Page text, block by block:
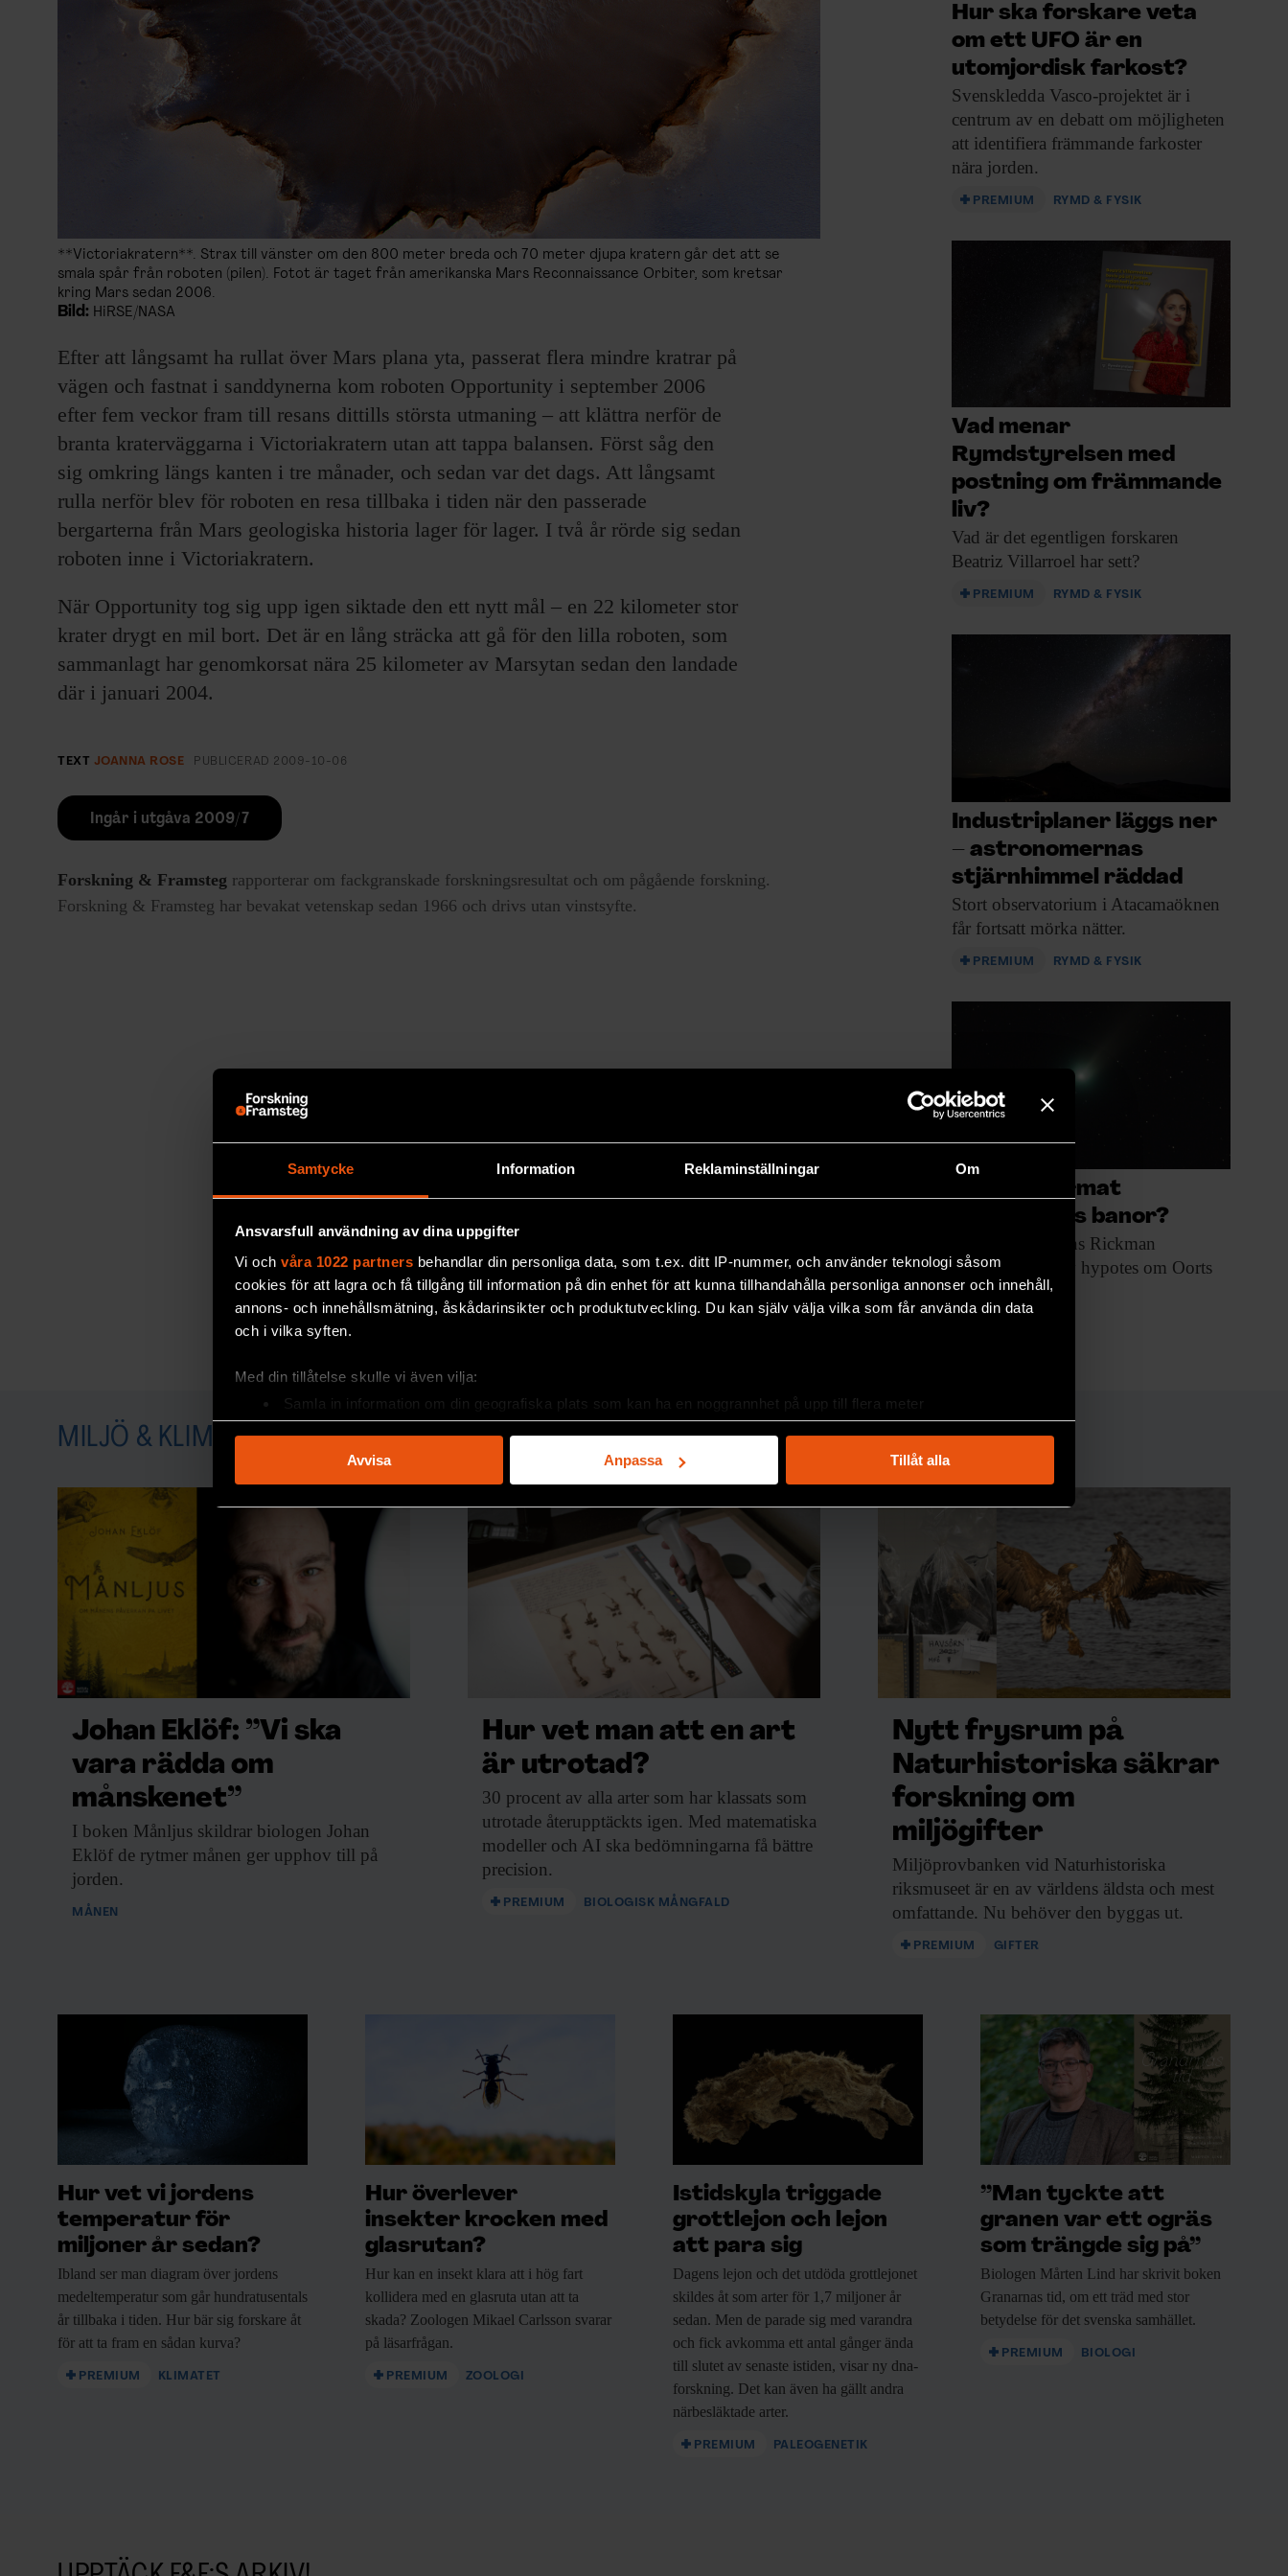
Samtycke Information Reklaminställningar Om
Ansvarsfull användning av dina uppgifter
Vi och våra 1022 partners behandlar din personliga data, som t.ex. ditt IP-nummer, och använder teknologi såsom
cookies för att lagra och få tillgång till information på din enhet för att kunna tillhandahålla personliga annonser och innehåll,
annons- och innehållsmätning, åskådarinsikter och produktutveckling. Du kan själv välja vilka som får använda din data
och i vilka syften.
Med din tillåtelse skulle vi även vilja:
Samla in information om din geografiska plats som kan ha en noggrannhet på upp till flera meter
Identifiera din enhet genom att aktivt skanna den för specifika kännetecken (fingeravtryck)
Ta reda på mer om hur dina personliga uppgifter behandlas och ställ in dina preferenser i
detaljsektionen. Du kan ändra
Vi använder enhetsidentifierare för att anpassa innehållet och annonserna till användarna, tillhandahålla funktioner för
sociala medier och analysera vår trafik. Vi vidarebefordrar även sådana identifierare och annan information från din enhet
till de sociala medier och annons- och analysföretag som vi samarbetar med. Dessa kan i sin tur kombinera informationen
med annan information som du har tillhandahållit eller som de har samlat in när du har använt deras tjänster.
Avvisa Anpassa Tillåt alla
**Victoriakratern**. Strax till vänster om den 800 meter breda och 70 meter djupa kratern går det att se
smala spår från roboten (pilen). Fotot är taget från amerikanska Mars Reconnaissance Orbiter, som kretsar
kring Mars sedan 2006.
Bild: HiRSE/NASA
Efter att långsamt ha rullat över Mars plana yta, passe­rat flera mindre kratrar på
vägen och fastnat i sanddynerna kom roboten Opportunity i september 2006
efter fem veckor fram till resans dittills största utmaning – att klättra nerför de
branta kraterväggarna i Victoriakratern utan att tappa balansen. Först såg den
sig omkring längs kanten i tre månader, och sedan var det dags. Att långsamt
rulla nerför blev för roboten en resa tillbaka i tiden när den passerade
bergarterna från Mars geologiska historia lager för lager. I två år rörde sig sedan
roboten inne i Victoriakratern.
När Opportunity tog sig upp igen siktade den ett nytt mål – en 22 kilometer stor
krater drygt en mil bort. Det är en lång sträcka att gå för den lilla roboten, som
sammanlagt har genomkorsat nära 25 kilometer av Marsytan sedan den landade
där i januari 2004.
TEXT JOANNA ROSE PUBLICERAD 2009-10-06
Ingår i utgåva 2009/7
Forskning & Framsteg rapporterar om fackgranskade forskningsresultat och om pågående forskning.
Forskning & Framsteg har bevakat vetenskap sedan 1966 och drivs utan vinstsyfte.
Hur ska forskare veta
om ett UFO är en
utomjordisk farkost?
Svenskledda Vasco-projektet är i
centrum av en debatt om möjligheten
att identifiera främmande farkoster
nära jorden.
PREMIUM RYMD & FYSIK
Vad menar
Rymdstyrelsen med
postning om främmande
liv?
Vad är det egentligen forskaren
Beatriz Villarroel har sett?
PREMIUM RYMD & FYSIK
Industriplaner läggs ner
– astronomernas
stjärnhimmel räddad
Stort observatorium i Atacamaöknen
får fortsatt mörka nätter.
PREMIUM RYMD & FYSIK
Vad har format
kometernas banor?
Astronomen Hans Rickman
presenterar en ny hypotes om Oorts
moln.
MILJÖ & KLIMAT
Johan Eklöf: ”Vi ska
vara rädda om
månskenet”
I boken Månljus skildrar biologen Johan
Eklöf de rytmer månen ger upphov till på
jorden.
MÅNEN
Hur vet man att en art
är utrotad?
30 procent av alla arter som har klassats som
utrotade återupptäckts igen. Med matematiska
modeller och AI ska bedömningarna få bättre
precision.
PREMIUM BIOLOGISK MÅNGFALD
Nytt frysrum på
Naturhistoriska säkrar
forskning om
miljögifter
Miljöprovbanken vid Naturhistoriska
riksmuseet är en av världens äldsta och mest
omfattande. Nu behöver den byggas ut.
PREMIUM GIFTER
Hur vet vi jordens
temperatur för
miljoner år sedan?
Ibland ser man diagram över jordens
medeltemperatur som går hundratusentals
år tillbaka i tiden. Hur bär sig forskare åt
för att ta fram en sådan kurva?
PREMIUM KLIMATET
Hur överlever
insekter krocken med
glasrutan?
Hur kan en insekt klara att i hög fart
kollidera med en glasruta utan att ta
skada? Zoologen Mikael Carlsson svarar
på läsarfrågan.
PREMIUM ZOOLOGI
Istidskyla triggade
grottlejon och lejon
att para sig
Dagens lejon och det utdöda grottlejonet
skildes åt som arter för 1,7 miljoner år
sedan. Men de parade sig med varandra
och fick avkomma ett antal gånger ända
till slutet av senaste istiden, visar ny dna-
forskning. Det kan även ha gällt andra
närbesläktade arter.
PREMIUM PALEOGENETIK
”Man tyckte att
granen var ett ogräs
som trängde sig på”
Biologen Mårten Lind har skrivit boken
Granarnas tid, om ett träd med stor
betydelse för det svenska samhället.
PREMIUM BIOLOGI